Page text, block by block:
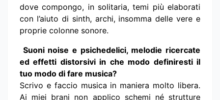
dove compongo, in solitaria, temi più elaborati
con l’aiuto di sinth, archi, insomma delle vere e
proprie colonne sonore.
Suoni noise e psichedelici, melodie ricercate
ed effetti distorsivi in che modo definiresti il
tuo modo di fare musica?
Scrivo e faccio musica in maniera molto libera.
Ai miei brani non applico schemi né strutture